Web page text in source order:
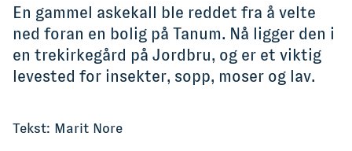
En gammel askekall ble reddet fra å velte
ned foran en bolig på Tanum. Nå ligger den i
en trekirkegård på Jordbru, og er et viktig
levested for insekter, sopp, moser og lav.
Tekst: Marit Nore